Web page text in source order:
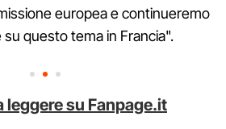
europea e continueremo
questo tema in Francia".
leggere su Fanpage.it